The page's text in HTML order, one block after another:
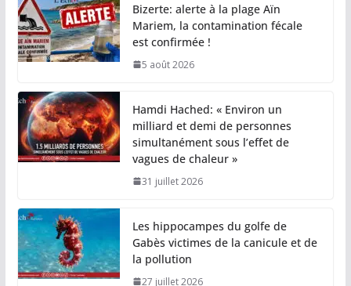
Bizerte: alerte à la plage Aïn
Mariem, la contamination fécale
est confirmée !
5 août 2026
Hamdi Hached: « Environ un
milliard et demi de personnes
simultanément sous l’effet de
vagues de chaleur »
31 juillet 2026
Les hippocampes du golfe de
Gabès victimes de la canicule et de
la pollution
27 juillet 2026